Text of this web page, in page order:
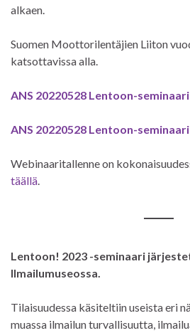
alkaen.
Suomen Moottorilentäjien Liiton
katsottavissa alla.
ANS 20220528 Lentoon-seminaari
ANS 20220528 Lentoon-
Webinaaritallenne on
täällä
Lentoon! 2023 -seminaari
Ilmailumuseossa.
Tilaisuudessa käsiteltiin useista eri
muassa ilmailun turvallisuutta,